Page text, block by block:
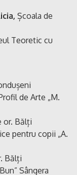
Școala de
Teoretic cu
de Arte „M.
or. Bălți
pentru copii „A.
Bălți
Sângera